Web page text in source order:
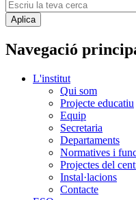
Navegació
L'institut
Qui som
Projecte educatiu
Equip
Secretaria
Departaments
Normatives i
Projectes del
Instal·lacions
Contacte